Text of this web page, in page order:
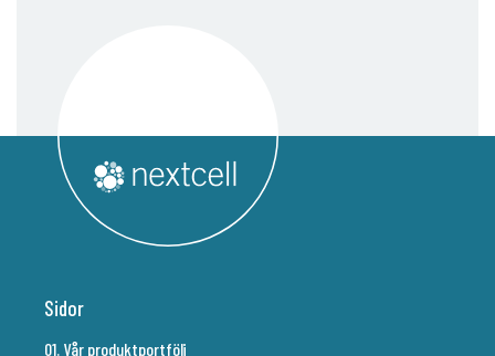
Sidor
01. Vår produktportfölj